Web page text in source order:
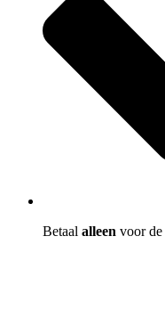
Betaal alleen voor de